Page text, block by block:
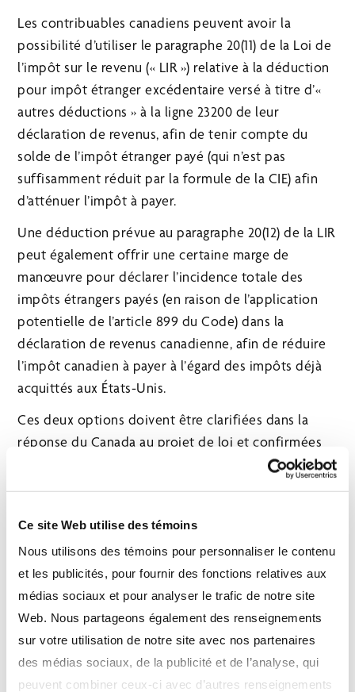
Ce site Web utilise des témoins
Nous utilisons des témoins pour personnaliser le contenu
et les publicités, pour fournir des fonctions relatives aux
médias sociaux et pour analyser le trafic de notre site
Web. Nous partageons également des renseignements
sur votre utilisation de notre site avec nos partenaires
des médias sociaux, de la publicité et de l’analyse, qui
peuvent combiner ceux-ci avec d’autres renseignements
Les contribuables canadiens peuvent avoir la
possibilité d’utiliser le paragraphe 20(11) de la Loi de
l’impôt sur le revenu (« LIR ») relative à la déduction
pour impôt étranger excédentaire versé à titre d’«
autres déductions » à la ligne 23200 de leur
déclaration de revenus, afin de tenir compte du
solde de l’impôt étranger payé (qui n’est pas
suffisamment réduit par la formule de la CIE) afin
d’atténuer l’impôt à payer.
Une déduction prévue au paragraphe 20(12) de la LIR
peut également offrir une certaine marge de
manœuvre pour déclarer l’incidence totale des
impôts étrangers payés (en raison de l’application
potentielle de l’article 899 du Code) dans la
déclaration de revenus canadienne, afin de réduire
l’impôt canadien à payer à l’égard des impôts déjà
acquittés aux États-Unis.
Ces deux options doivent être clarifiées dans la
réponse du Canada au projet de loi et confirmées
dans chaque cas par un comptable fiscaliste et/ou
En fin de compte, il reste de nombreux facteurs
une incidence considérable sur les mesures que les
investisseurs pourraient songer à prendre :
Le nouvel article 899 de l’IRC sera-t-il adopté
tel qu’il est actuellement rédigé, sera-t-il
complètement supprimé ou sera-t-il